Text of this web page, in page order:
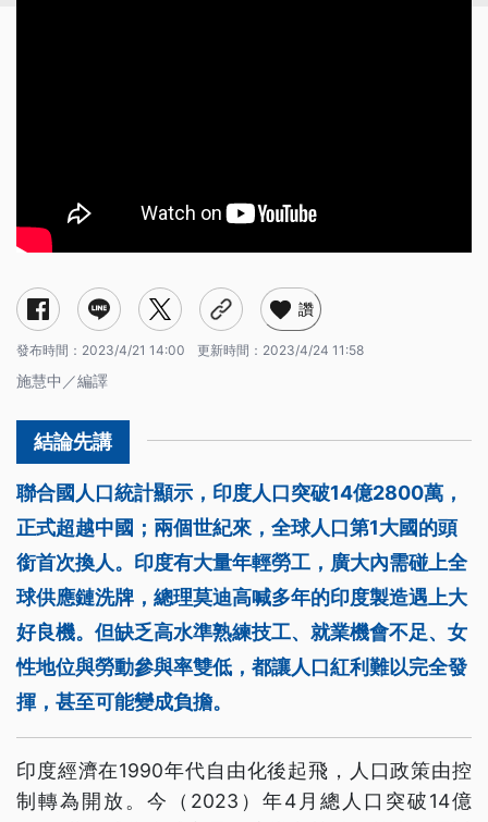
讚
發布時間： 2023/4/21 14:00 更新時間： 2023/4/24 11:58
施慧中／編譯
聯合國人口統計顯示，印度人口突破14億2800萬，
正式超越中國；兩個世紀來，全球人口第1大國的頭
銜首次換人。印度有大量年輕勞工，廣大內需碰上全
球供應鏈洗牌，總理莫迪高喊多年的印度製造遇上大
好良機。但缺乏高水準熟練技工、就業機會不足、女
性地位與勞動參與率雙低，都讓人口紅利難以完全發
揮，甚至可能變成負擔。
印度經濟在1990年代自由化後起飛，人口政策由控
制轉為開放。今（2023）年4月總人口突破14億